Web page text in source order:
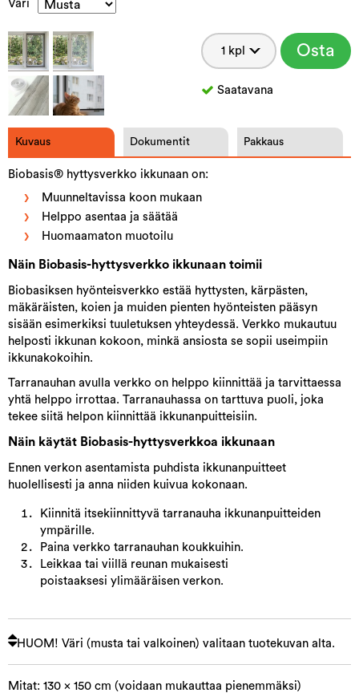
Väri
Osta
Saatavana
Kuvaus Dokumentit Pakkaus
Biobasis® hyttysverkko ikkunaan on:
Muunneltavissa koon mukaan
Helppo asentaa ja säätää
Huomaamaton muotoilu
Näin Biobasis-hyttysverkko ikkunaan toimii
Biobasiksen hyönteisverkko estää hyttysten, kärpästen,
mäkäräisten, koien ja muiden pienten hyönteisten pääsyn
sisään esimerkiksi tuuletuksen yhteydessä. Verkko mukautuu
helposti ikkunan kokoon, minkä ansiosta se sopii useimpiin
ikkunakokoihin.
Tarranauhan avulla verkko on helppo kiinnittää ja tarvittaessa
yhtä helppo irrottaa. Tarranauhassa on tarttuva puoli, joka
tekee siitä helpon kiinnittää ikkunanpuitteisiin.
Näin käytät Biobasis-hyttysverkkoa ikkunaan
Ennen verkon asentamista puhdista ikkunanpuitteet
huolellisesti ja anna niiden kuivua kokonaan.
Kiinnitä itsekiinnittyvä tarranauha ikkunanpuitteiden
ympärille.
Paina verkko tarranauhan koukkuihin.
Leikkaa tai viillä reunan mukaisesti
poistaaksesi ylimääräisen verkon.
HUOM! Väri (musta tai valkoinen) valitaan tuotekuvan alta.
Mitat: 130 x 150 cm (voidaan mukauttaa pienemmäksi)